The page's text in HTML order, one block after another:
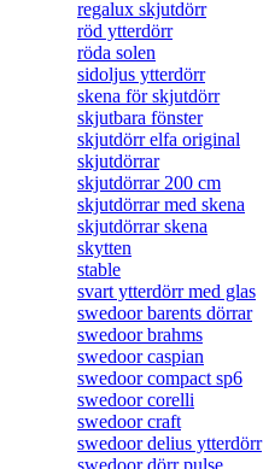
regalux skjutdörr
röd ytterdörr
röda solen
sidoljus ytterdörr
skena för skjutdörr
skjutbara fönster
skjutdörr elfa original
skjutdörrar
skjutdörrar 200 cm
skjutdörrar med skena
skjutdörrar skena
skytten
stable
svart ytterdörr med glas
swedoor barents dörrar
swedoor brahms
swedoor caspian
swedoor compact sp6
swedoor corelli
swedoor craft
swedoor delius ytterdörr
swedoor dörr pulse